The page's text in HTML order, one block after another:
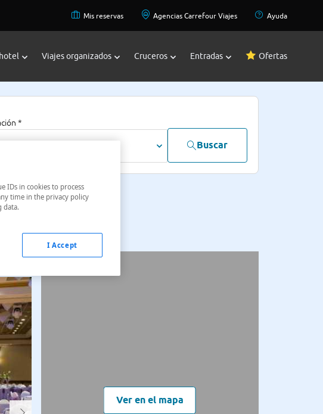
Mis reservas Agencias Carrefour Viajes Ayuda
Viajes organizados Cruceros Entradas Ofertas
*
Buscar
Ver en el mapa
IDs in cookies to process
time in the privacy policy
data.
I Accept